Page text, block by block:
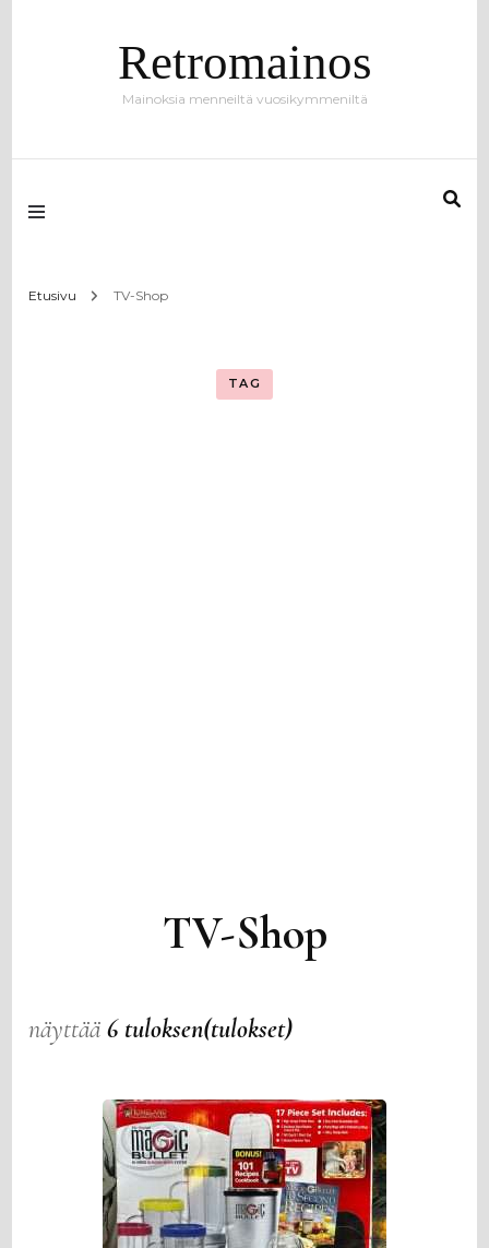
Retromainos
Mainoksia menneiltä vuosikymmeniltä
Etusivu TV-Shop
TAG
TV-Shop
näyttää6 tuloksen(tulokset)